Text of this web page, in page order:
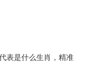
表是什么生肖，精准